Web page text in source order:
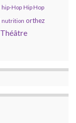
hip-Hop Hip Hop
nutrition orthez
Théâtre